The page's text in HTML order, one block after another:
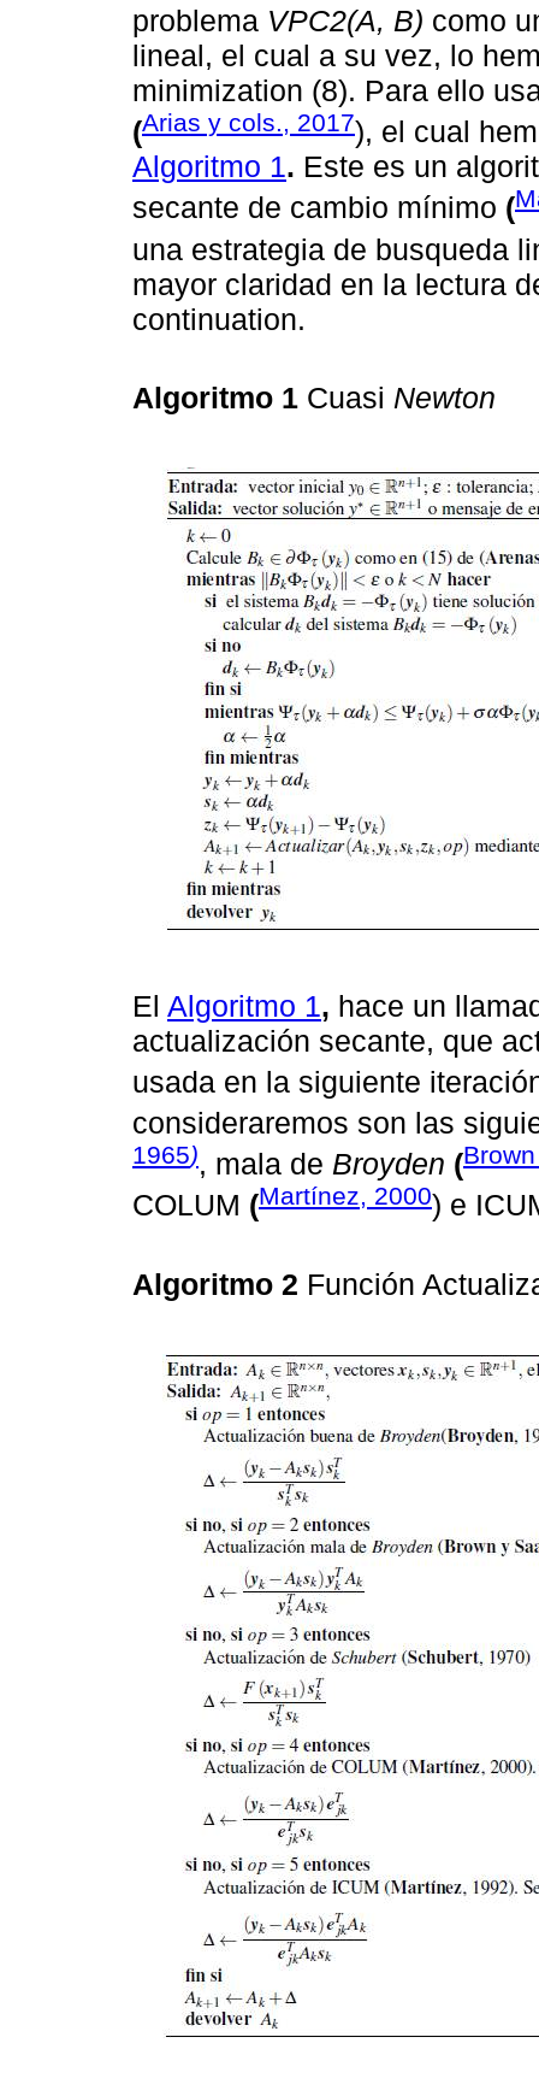
problema VPC2(A, B) como
lineal, el cual a su vez, lo
minimization (8). Para ello
(Arias y cols., 2017), el cual
Algoritmo 1. Este es un
secante de cambio mínimo (
una estrategia de busqueda
mayor claridad en la lectura
continuation.
Algoritmo 1 Cuasi Newton
El Algoritmo 1, hace un
actualización secante, que
usada en la siguiente
consideraremos son las
1965), mala de Broyden (
COLUM (Martínez, 2000) e
Algoritmo 2 Función